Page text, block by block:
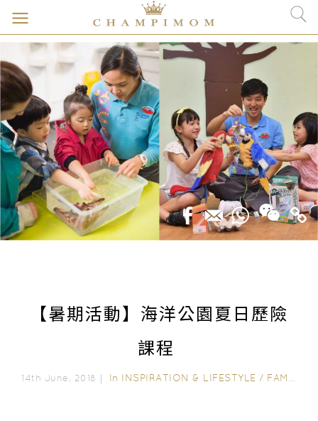
【暑期活動】海洋公園夏日歷險
課程
14th June, 2018｜ In INSPIRATION & LIFESTYLE / FAMILY FUN